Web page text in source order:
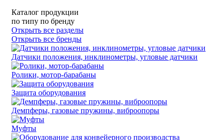
Каталог продукции
по типу по бренду
Открыть все разделы
Открыть все бренды
Датчики положения, инклинометры, угловые датчики
Ролики, мотор-барабаны
Защита оборудования
Демпферы, газовые пружины, виброопоры
Муфты